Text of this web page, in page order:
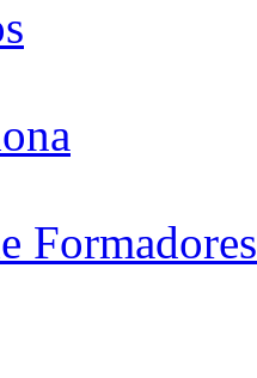
Formadores